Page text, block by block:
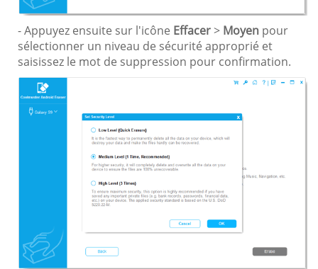
- Appuyez ensuite sur l'icône Effacer> Moyen pour
sélectionner un niveau de sécurité approprié et
saisissez le mot de suppression pour confirmation.